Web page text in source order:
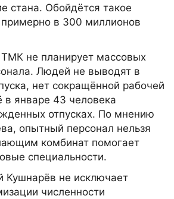
стана. Обойдётся такое
в 300 миллионов
не планирует массовых
Людей не выводят в
нет сокращённой рабочей
январе 43 человека
отпусках. По мнению
опытный персонал нельзя
комбинат помогает
специальности.
Кушнарёв не исключает
численности